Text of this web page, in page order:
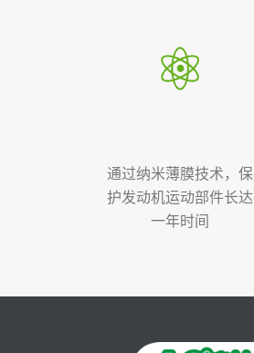
通过纳米薄膜技术，保
护发动机运动部件长达
一年时间